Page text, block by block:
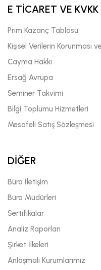
E TİCARET VE KVKK
Prim Kazanç Tablosu
Kişisel Verilerin Korunması
Cayma Hakkı
Ersağ Avrupa
Seminer Takvimi
Bilgi Toplumu Hizmetleri
Mesafeli Satış Sözleşmesi
DİĞER
Büro İletişim
Büro Müdürleri
Sertifikalar
Analiz Raporları
Şirket İlkeleri
Anlaşmalı Kurumlarımız